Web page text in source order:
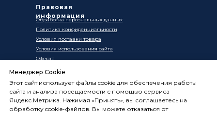
Заявки через сайт принимаются круглосуточно.
Работаем ежедневно, без выходных с 10:00 до 20:00
Обработка персональных данных
Политика конфиденциальности
Условия поставки товара
Оферта
Условия использования сайта
Правовая
информация
Менеджер Cookie
Этот сайт использует файлы cookie для обеспечения работы
сайта и анализа посещаемости с помощью сервиса
Яндекс.Метрика. Нажимая «Принять», вы соглашаетесь на
обработку cookie-файлов. Вы можете отказаться от